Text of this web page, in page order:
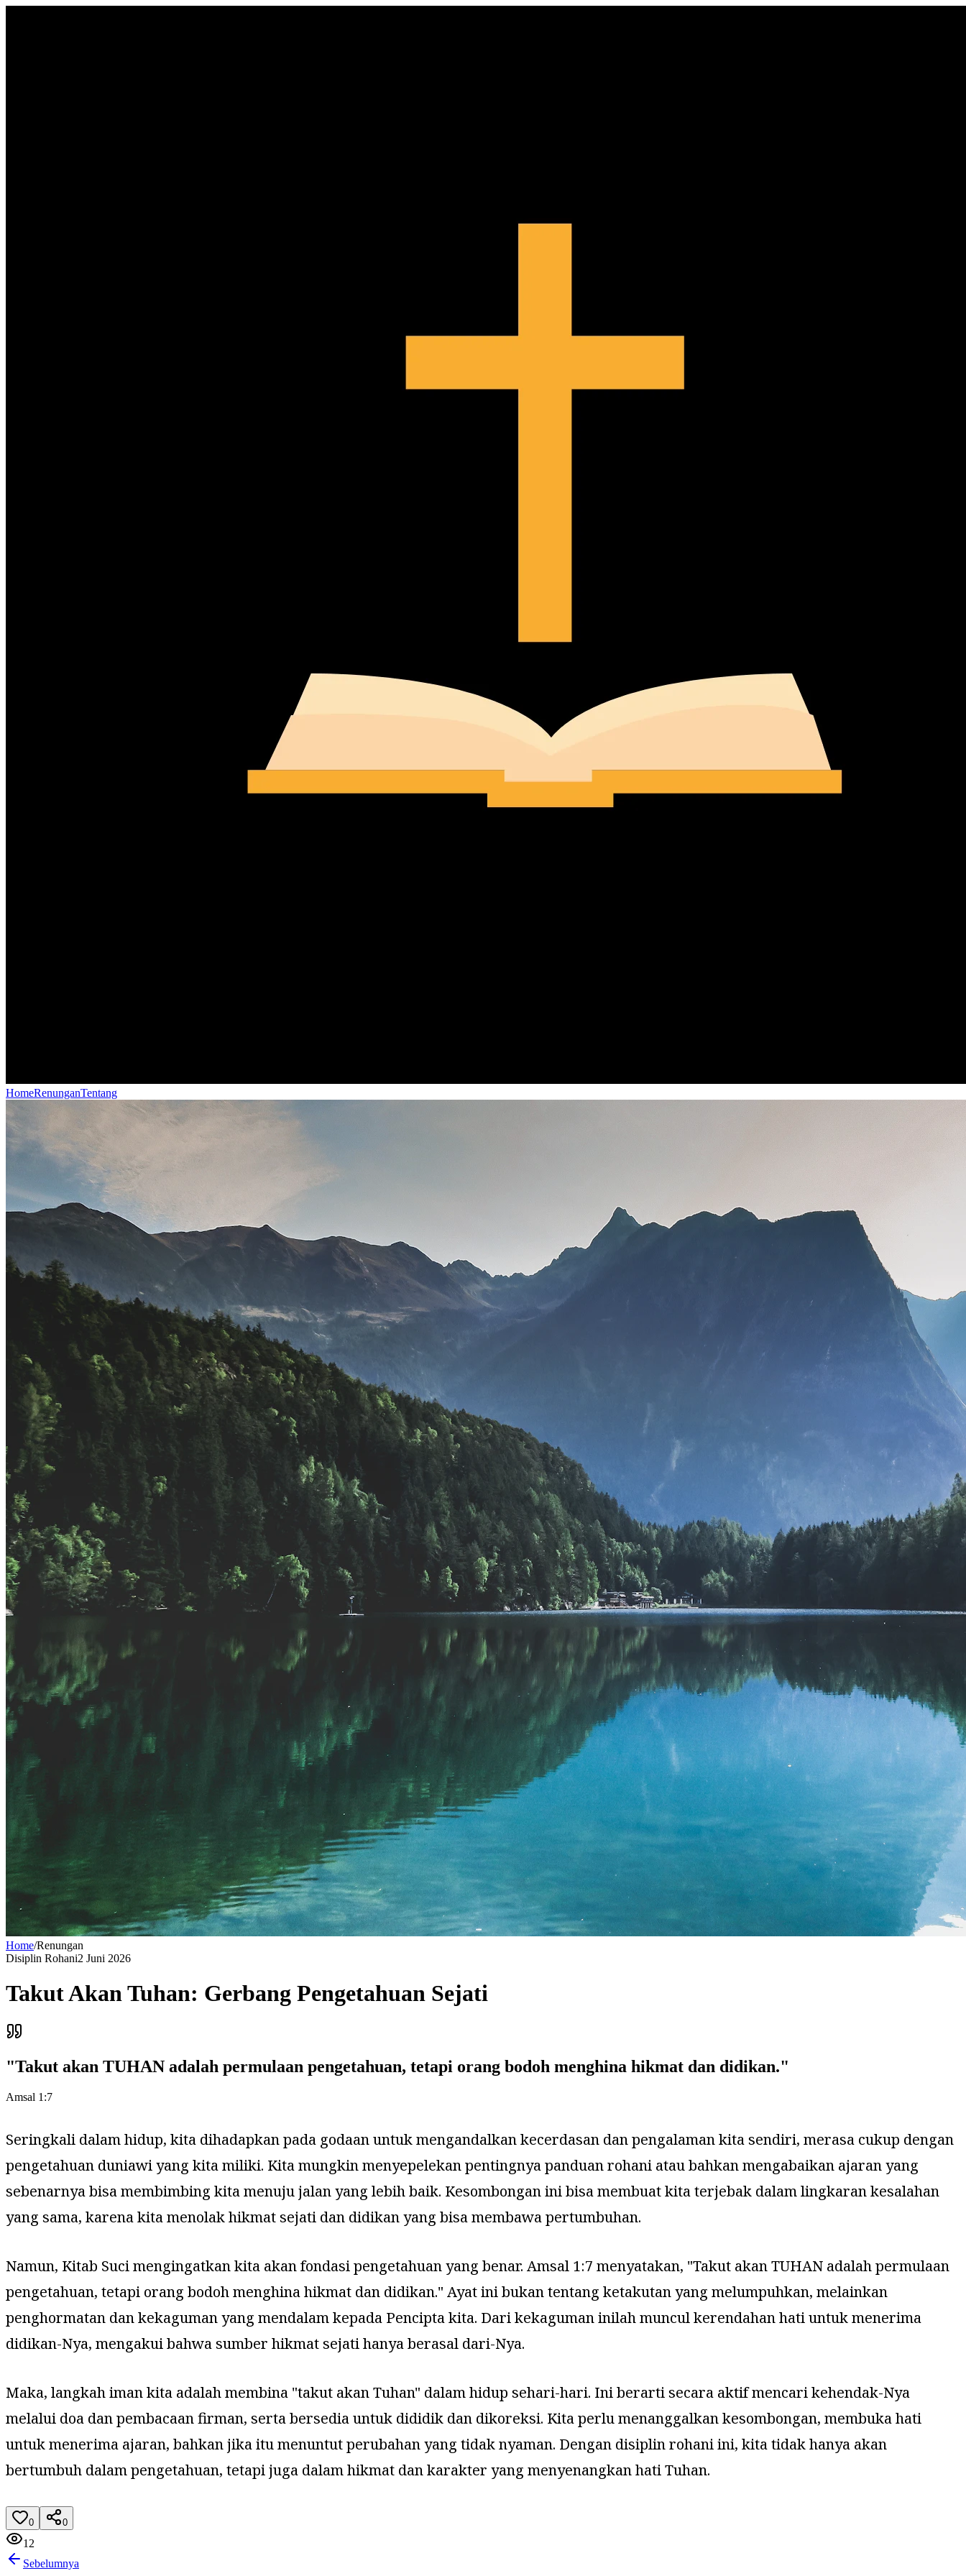
HomeRenunganTentang
Home/Renungan
Disiplin Rohani2 Juni 2026
Takut Akan Tuhan: Gerbang Pengetahuan Sejati
"Takut akan TUHAN adalah permulaan pengetahuan, tetapi orang bodoh menghina hikmat dan didikan."
Amsal 1:7
Seringkali dalam hidup, kita dihadapkan pada godaan untuk mengandalkan kecerdasan dan pengalaman kita sendiri, merasa cukup dengan
pengetahuan duniawi yang kita miliki. Kita mungkin menyepelekan pentingnya panduan rohani atau bahkan mengabaikan ajaran yang
sebenarnya bisa membimbing kita menuju jalan yang lebih baik. Kesombongan ini bisa membuat kita terjebak dalam lingkaran kesalahan
yang sama, karena kita menolak hikmat sejati dan didikan yang bisa membawa pertumbuhan.
Namun, Kitab Suci mengingatkan kita akan fondasi pengetahuan yang benar. Amsal 1:7 menyatakan, "Takut akan TUHAN adalah permulaan
pengetahuan, tetapi orang bodoh menghina hikmat dan didikan." Ayat ini bukan tentang ketakutan yang melumpuhkan, melainkan
penghormatan dan kekaguman yang mendalam kepada Pencipta kita. Dari kekaguman inilah muncul kerendahan hati untuk menerima
didikan-Nya, mengakui bahwa sumber hikmat sejati hanya berasal dari-Nya.
Maka, langkah iman kita adalah membina "takut akan Tuhan" dalam hidup sehari-hari. Ini berarti secara aktif mencari kehendak-Nya
melalui doa dan pembacaan firman, serta bersedia untuk dididik dan dikoreksi. Kita perlu menanggalkan kesombongan, membuka hati
untuk menerima ajaran, bahkan jika itu menuntut perubahan yang tidak nyaman. Dengan disiplin rohani ini, kita tidak hanya akan
bertumbuh dalam pengetahuan, tetapi juga dalam hikmat dan karakter yang menyenangkan hati Tuhan.
0 0
12
Sebelumnya